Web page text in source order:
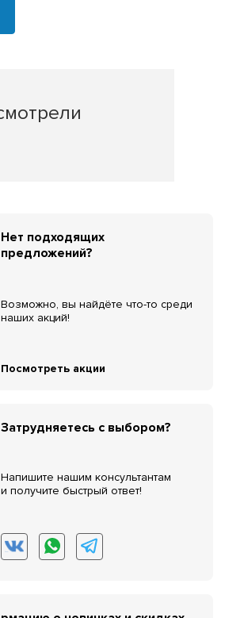
Нет подходящих
предложений?
Возможно, вы найдёте что-то среди
наших акций!
Посмотреть акции
Затрудняетесь с выбором?
Напишите нашим консультантам
и получите быстрый ответ!